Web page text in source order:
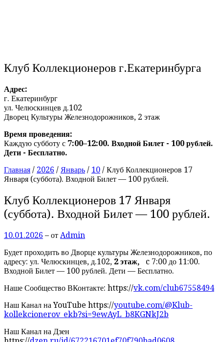
Клуб Коллекционеров г.Екатеринбурга
Адрес:
г. Екатеринбург
ул. Челюскинцев д.102
Дворец Культуры Железнодорожников, 2 этаж
Время проведения:
Каждую субботу с 7:00–12:00. Входной Билет - 100 рублей.
Дети - Бесплатно.
Главная / 2026 / Январь / 10 / Клуб Коллекционеров 17
Января (суббота). Входной Билет — 100 рублей.
Клуб Коллекционеров 17 Января
(суббота). Входной Билет — 100 рублей.
10.01.2026 – от Admin
Будет проходить во Дворце культуры Железнодорожников, по
адресу: ул. Челюскинцев, д.102, 2 этаж,
c 7:00 до 11:00.
Входной Билет — 100 рублей. Дети — Бесплатно.
Наше Сообщество ВКонтакте: https://vk.com/club67558494
Наш Канал на YouTube https://youtube.com/@Klub-
kollekcionerov_ekb?si=9ewAyL_b8KGNkJ2b
Наш Канал на Дзен